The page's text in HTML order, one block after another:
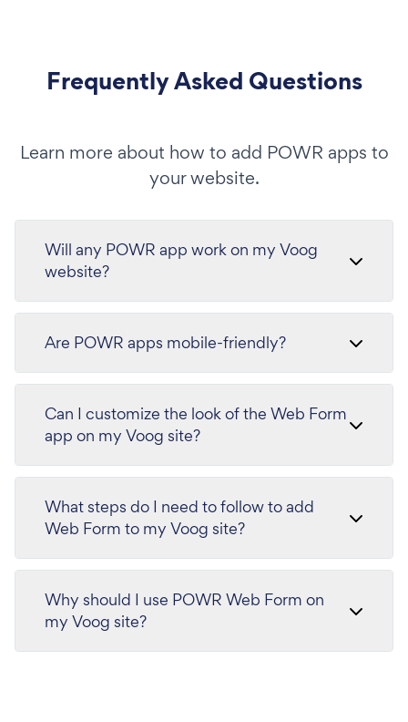
Frequently Asked Questions
Learn more about how to add POWR apps to
your website.
Will any POWR app work on my Voog
website?
Are POWR apps mobile-friendly?
Can I customize the look of the Web Form
app on my Voog site?
What steps do I need to follow to add
Web Form to my Voog site?
Why should I use POWR Web Form on
my Voog site?